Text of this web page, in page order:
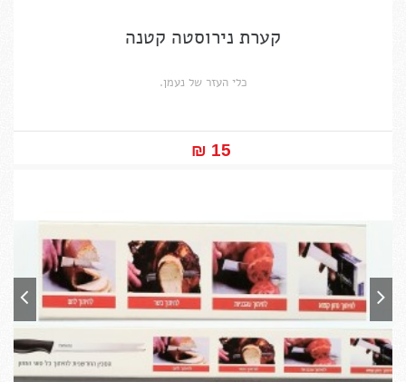
קערת נירוסטה קטנה
כלי העזר של נעמן.
15 ₪‎